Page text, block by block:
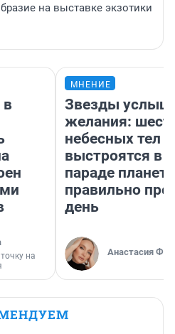
на выставке экзотики
в
на
МНЕНИЕ
Звезды
желания:
небесных тел
выстроятся в
параде планет
правильно
день
Анастасия